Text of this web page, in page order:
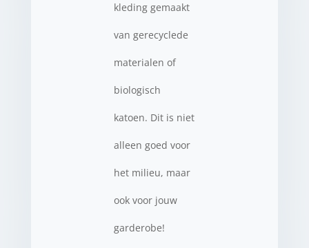
kleding gemaakt
van gerecyclede
materialen of
biologisch
katoen. Dit is niet
alleen goed voor
het milieu, maar
ook voor jouw
garderobe!